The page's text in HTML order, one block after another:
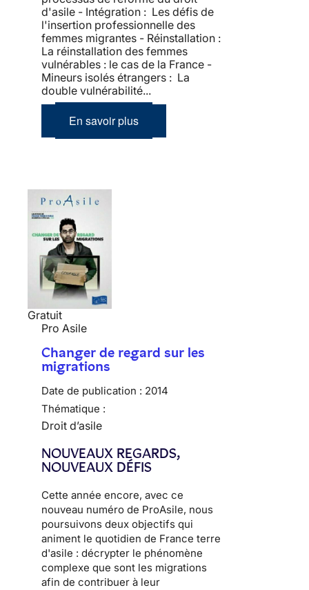
d'asile - Intégration : Les défis de
l'insertion professionnelle des
femmes migrantes - Réinstallation :
La réinstallation des femmes
vulnérables : le cas de la France -
Mineurs isolés étrangers : La
double vulnérabilité...
En savoir plus
Gratuit
Pro Asile
Changer de regard sur les
migrations
Date de publication : 2014
Thématique :
Droit d’asile
NOUVEAUX REGARDS,
NOUVEAUX DÉFIS
Cette année encore, avec ce
nouveau numéro de ProAsile, nous
poursuivons deux objectifs qui
animent le quotidien de France terre
d'asile : décrypter le phénomène
complexe que sont les migrations
afin de contribuer à leur